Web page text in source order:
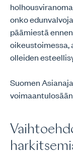
onko
päämiestä
oikeustoimessa,
olleiden
Suomen